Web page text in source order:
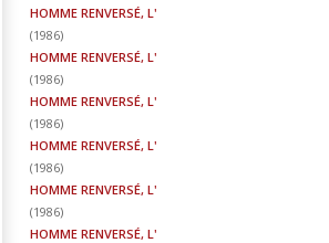
HOMME RENVERSÉ, L'
(1986)
HOMME RENVERSÉ, L'
(1986)
HOMME RENVERSÉ, L'
(1986)
HOMME RENVERSÉ, L'
(1986)
HOMME RENVERSÉ, L'
(1986)
HOMME RENVERSÉ, L'